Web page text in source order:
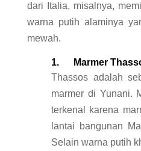
dari Italia, misalnya,
warna putih alaminya
mewah.
1. Marmer
Thassos adalah
marmer di Yunani.
terkenal karena
lantai bangunan
Selain warna putih